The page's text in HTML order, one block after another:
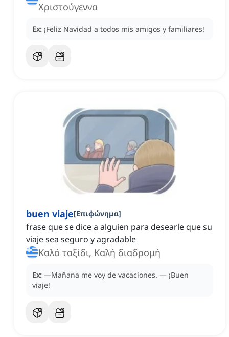
Χριστούγεννα
Ex: ¡Feliz Navidad a todos mis amigos y familiares!
buen viaje[Επιφώνημα]
frase que se dice a alguien para desearle que su
viaje sea seguro y agradable
Καλό ταξίδι, Καλή διαδρομή
Ex: —Mañana me voy de vacaciones. — ¡Buen
viaje!